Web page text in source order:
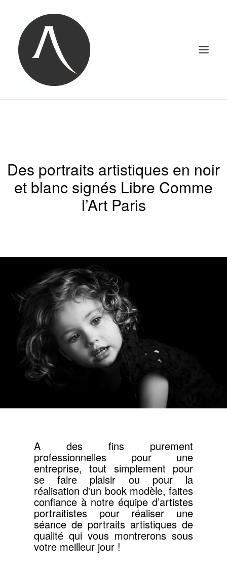
PORTRAITS
PHOTOBOOTH
RECHERCHE
Des portraits artistiques en noir
et blanc signés Libre Comme
l’Art Paris
A des fins purement
professionnelles pour une
entreprise, tout simplement pour
se faire plaisir ou pour la
réalisation d'un book modèle, faites
confiance à notre équipe d’artistes
portraitistes pour réaliser une
séance de portraits artistiques de
qualité qui vous montrerons sous
votre meilleur jour !